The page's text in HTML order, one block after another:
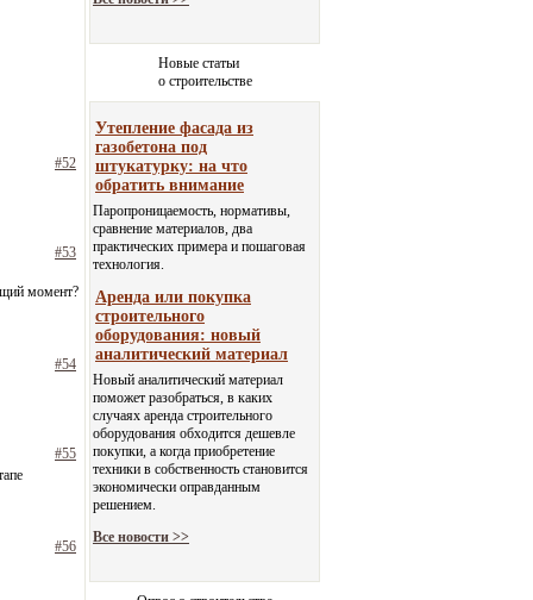
#52
#53
момент?
#54
#55
#56
Новые статьи
о строительстве
Утепление фасада из
газобетона под
штукатурку: на что
обратить внимание
Паропроницаемость, нормативы,
сравнение материалов, два
практических примера и пошаговая
технология.
Аренда или покупка
строительного
оборудования: новый
аналитический материал
Новый аналитический материал
поможет разобраться, в каких
случаях аренда строительного
оборудования обходится дешевле
покупки, а когда приобретение
техники в собственность становится
экономически оправданным
решением.
Все новости >>